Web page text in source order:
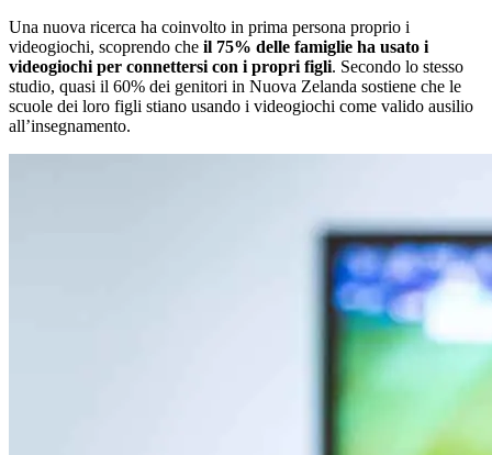
Una nuova ricerca ha coinvolto in prima persona proprio i
videogiochi, scoprendo che il 75% delle famiglie ha usato i
videogiochi per connettersi con i propri figli. Secondo lo stesso
studio, quasi il 60% dei genitori in Nuova Zelanda sostiene che le
scuole dei loro figli stiano usando i videogiochi come valido ausilio
all’insegnamento.